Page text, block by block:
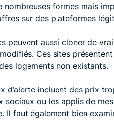
nombreuses formes mais
sur des plateformes
peuvent aussi cloner de
Ces sites
logements non existants.
d’alerte incluent des prix
sociaux ou les applis de
Il faut également bien